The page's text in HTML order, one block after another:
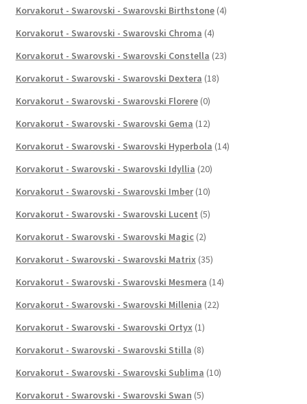
Korvakorut - Swarovski - Swarovski Birthstone (4)
Korvakorut - Swarovski - Swarovski Chroma (4)
Korvakorut - Swarovski - Swarovski Constella (23)
Korvakorut - Swarovski - Swarovski Dextera (18)
Korvakorut - Swarovski - Swarovski Florere (0)
Korvakorut - Swarovski - Swarovski Gema (12)
Korvakorut - Swarovski - Swarovski Hyperbola (14)
Korvakorut - Swarovski - Swarovski Idyllia (20)
Korvakorut - Swarovski - Swarovski Imber (10)
Korvakorut - Swarovski - Swarovski Lucent (5)
Korvakorut - Swarovski - Swarovski Magic (2)
Korvakorut - Swarovski - Swarovski Matrix (35)
Korvakorut - Swarovski - Swarovski Mesmera (14)
Korvakorut - Swarovski - Swarovski Millenia (22)
Korvakorut - Swarovski - Swarovski Ortyx (1)
Korvakorut - Swarovski - Swarovski Stilla (8)
Korvakorut - Swarovski - Swarovski Sublima (10)
Korvakorut - Swarovski - Swarovski Swan (5)